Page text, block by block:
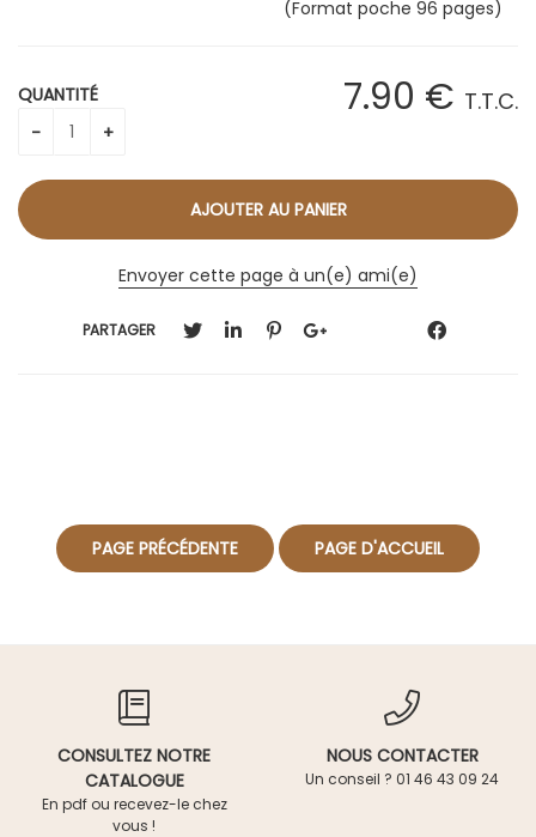
(Format poche 96 pages)
7.90 € T.T.C.
QUANTITÉ
Envoyer cette page à un(e) ami(e)
PARTAGER
CONSULTEZ NOTRE
CATALOGUE
En pdf ou recevez-le chez
vous !
NOUS CONTACTER
Un conseil ? 01 46 43 09 24